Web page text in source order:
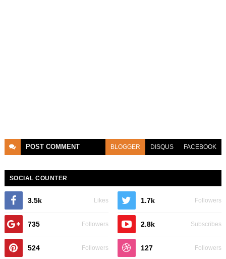
POST COMMENT BLOGGER DISQUS FACEBOOK
SOCIAL COUNTER
3.5k Likes 1.7k Followers
735 Followers 2.8k Subscribes
524 Followers 127 Followers